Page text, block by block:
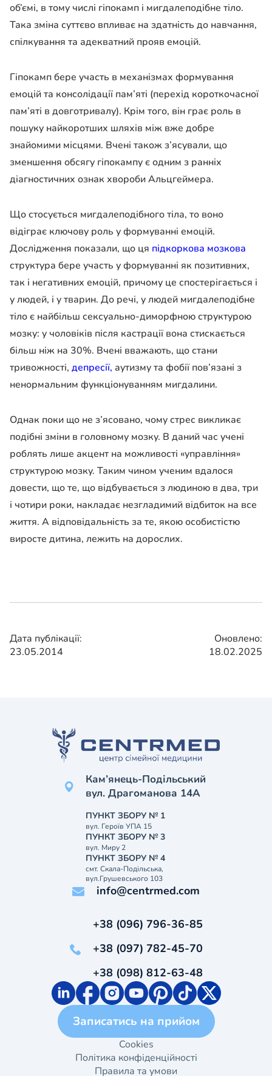
об’ємі, в тому числі гіпокамп і мигдалеподібне тіло.
Така зміна суттєво впливає на здатність до навчання,
спілкування та адекватний прояв емоцій.
Гіпокамп бере участь в механізмах формування
емоцій та консолідації пам’яті (перехід короткочасної
пам’яті в довготривалу). Крім того, він грає роль в
пошуку найкоротших шляхів між вже добре
знайомими місцями. Вчені також з’ясували, що
зменшення обсягу гіпокампу є одним з ранніх
діагностичних ознак хвороби Альцгеймера.
Що стосується мигдалеподібного тіла, то воно
відіграє ключову роль у формуванні емоцій.
Дослідження показали, що ця підкоркова мозкова
структура бере участь у формуванні як позитивних,
так і негативних емоцій, причому це спостерігається і
у людей, і у тварин. До речі, у людей мигдалеподібне
тіло є найбільш сексуально-диморфною структурою
мозку: у чоловіків після кастрації вона стискається
більш ніж на 30%. Вчені вважають, що стани
тривожності, депресії, аутизму та фобії пов’язані з
ненормальним функціонуванням мигдалини.
Однак поки що не з’ясовано, чому стрес викликає
подібні зміни в головному мозку. В даний час учені
роблять лише акцент на можливості «управління»
структурою мозку. Таким чином ученим вдалося
довести, що те, що відбувається з людиною в два, три
і чотири роки, накладає незгладимий відбиток на все
життя. А відповідальність за те, якою особистістю
виросте дитина, лежить на дорослих.
Дата публікації:
23.05.2014
Оновлено:
18.02.2025
Кам’янець-Подільський
вул. Драгоманова 14А
ПУНКТ ЗБОРУ № 1
вул. Героїв УПА 15
ПУНКТ ЗБОРУ № 3
вул. Миру 2
ПУНКТ ЗБОРУ № 4
смт. Скала-Подільська,
вул.Грушевського 103
info@centrmed.com
+38 (096) 796-36-85
+38 (097) 782-45-70
+38 (098) 812-63-48
Записатись на прийом
Cookies
Політика конфіденційності
Правила та умови